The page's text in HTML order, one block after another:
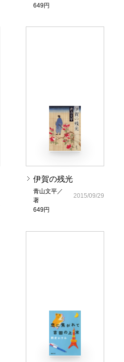
649円
伊賀の残光
青山文平／
著
649円
2015/09/29